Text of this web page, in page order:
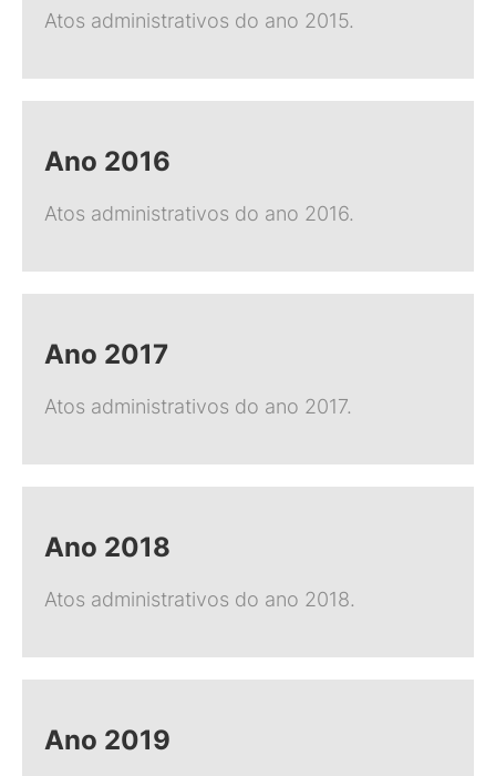
Atos administrativos do ano 2015.
Ano 2016
Atos administrativos do ano 2016.
Ano 2017
Atos administrativos do ano 2017.
Ano 2018
Atos administrativos do ano 2018.
Ano 2019